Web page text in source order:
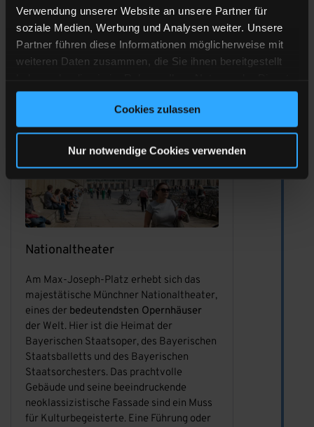
Verwendung unserer Website an unsere Partner für
soziale Medien, Werbung und Analysen weiter. Unsere
Partner führen diese Informationen möglicherweise mit
weiteren Daten zusammen, die Sie ihnen bereitgestellt
gesammelt haben.
Cookies zulassen
Nur notwendige Cookies verwenden
eleganten Geschäften und der prächtigen
Theatinerkirche, lädt zu einem
gemütlichen Bummel ein und führt Euch
direkt inshistorische Zentrumder Stadt.
Nationaltheater
Am Max-Joseph-Platz erhebt sich das
majestätische Münchner Nationaltheater,
eines der bedeutendsten Opernhäuser
der Welt. Hier ist die Heimat der
Bayerischen Staatsoper, des Bayerischen
Staatsballetts und des Bayerischen
Staatsorchesters. Das prachtvolle
Gebäude und seine beeindruckende
neoklassizistische Fassade sind ein Muss
für Kulturbegeisterte. Eine Führung oder